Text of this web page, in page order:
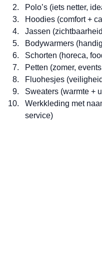
Polo’s (iets netter,
Hoodies (comfort +
Jassen
Bodywarmers
Schorten (horeca,
Petten (zomer,
Fluohesjes
Sweaters (warmte +
Werkkleding met
service)